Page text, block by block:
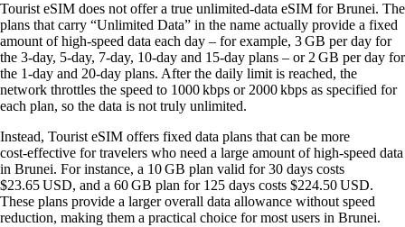
Tourist eSIM does not offer a true unlimited‑data eSIM for Brunei. The
plans that carry “Unlimited Data” in the name actually provide a fixed
amount of high‑speed data each day – for example, 3 GB per day for
the 3‑day, 5‑day, 7‑day, 10‑day and 15‑day plans – or 2 GB per day for
the 1‑day and 20‑day plans. After the daily limit is reached, the
network throttles the speed to 1000 kbps or 2000 kbps as specified for
each plan, so the data is not truly unlimited.
Instead, Tourist eSIM offers fixed data plans that can be more
cost‑effective for travelers who need a large amount of high‑speed data
in Brunei. For instance, a 10 GB plan valid for 30 days costs
$23.65 USD, and a 60 GB plan for 125 days costs $224.50 USD.
These plans provide a larger overall data allowance without speed
reduction, making them a practical choice for most users in Brunei.